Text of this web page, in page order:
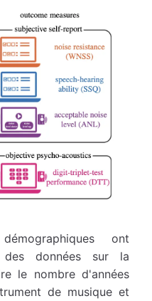
ont
des données sur la
le nombre d'années
de musique et